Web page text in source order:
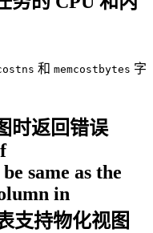
和 memcostbytes 字
时返回错误
same as the
in
支持物化视图